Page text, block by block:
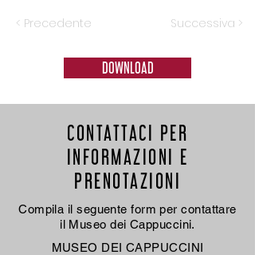
< Precedente Successiva >
DOWNLOAD
CONTATTACI PER
INFORMAZIONI E
PRENOTAZIONI
Compila il seguente form per contattare
il Museo dei Cappuccini.
MUSEO DEI CAPPUCCINI